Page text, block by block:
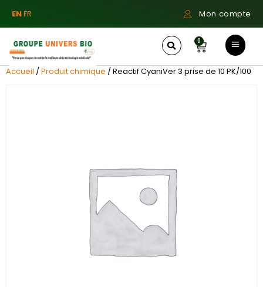
ENFR Mon compte
0
Accueil /Produit chimique / Reactif CyaniVer 3 prise de 10 PK/100